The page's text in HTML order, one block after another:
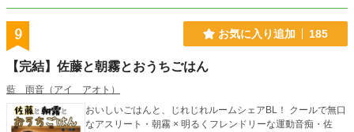
9 お気に入り追加 185
【完結】佐藤と朝霧とおうちごはん
藍 雨音（アイ アオト）
おいしいごはんと、じれじれルームシェアBL！ クールで無口
なアスリート・朝霧 × 明るくフレンドリーな運動音痴・佐